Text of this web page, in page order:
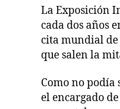
a
e
n
r
d
a
La Exposición
cada dos años
cita mundial de
que salen la
Como no
el encargado